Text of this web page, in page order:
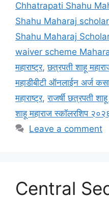
Chhatrapati Shahu
Shahu Maharaj
Shahu Maharaj
waiver scheme
महाराष्ट्र,छत्रपती शाहू
महाडीबीटी ऑनलाईन अर्ज
महाराष्ट्र,राजर्षी छत्रपती
शाहू महाराज स्कॉलरशिप
Leave a comment
Central